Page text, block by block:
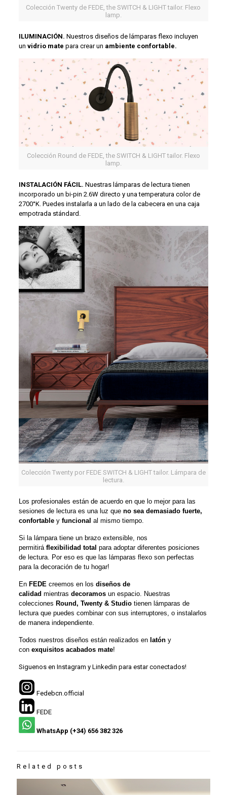
Colección Twenty de FEDE, the SWITCH & LIGHT tailor. Flexo
lamp.
ILUMINACIÓN. Nuestros diseños de lámparas flexo incluyen
un vidrio mate para crear un ambiente confortable.
Colección Round de FEDE, the SWITCH & LIGHT tailor. Flexo
lamp.
INSTALACIÓN FÁCIL. Nuestras lámparas de lectura tienen
incorporado un bi-pin 2.6W directo y una temperatura color de
2700°K. Puedes instalarla a un lado de la cabecera en una caja
empotrada stándard.
Colección Twenty por FEDE SWITCH & LIGHT tailor. Lámpara de
lectura.
Los profesionales están de acuerdo en que lo mejor para las
sesiones de lectura es una luz que no sea demasiado fuerte,
confortableyfuncional al mismo tiempo.
Si la lámpara tiene un brazo extensible, nos
permitirá flexibilidad total para adoptar diferentes posiciones
de lectura. Por eso es que las lámparas flexo son perfectas
para la decoración de tu hogar!
En FEDE creemos en los diseños de
calidad mientras decoramosun espacio. Nuestras
colecciones Round, Twenty & Studio tienen lámparas de
lectura que puedes combinar con sus interruptores, o instalarlos
de manera independiente.
Todos nuestros diseños están realizados enlatóny
conexquisitos acabados mate!
Siguenos en Instagram y Linkedin para estar conectados!
Fedebcn.official
FEDE
WhatsApp (+34) 656 382 326
Related posts